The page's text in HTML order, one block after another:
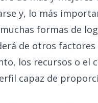
y, lo más
formas de
de otros factores
los recursos o el
capaz de